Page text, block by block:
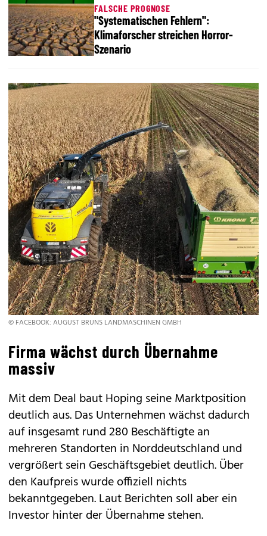
FALSCHE PROGNOSE
"Systematischen Fehlern":
Klimaforscher streichen Horror-
Szenario
© FACEBOOK: AUGUST BRUNS LANDMASCHINEN GMBH
Firma wächst durch Übernahme
massiv
Mit dem Deal baut Hoping seine Marktposition
deutlich aus. Das Unternehmen wächst dadurch
auf insgesamt rund 280 Beschäftigte an
mehreren Standorten in Norddeutschland und
vergrößert sein Geschäftsgebiet deutlich. Über
den Kaufpreis wurde offiziell nichts
bekanntgegeben. Laut Berichten soll aber ein
Investor hinter der Übernahme stehen.